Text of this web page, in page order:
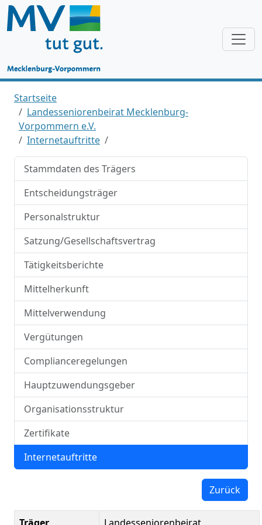
Startseite
Landesseniorenbeirat Mecklenburg-
Vorpommern e.V.
Internetauftritte
Stammdaten des Trägers
Entscheidungsträger
Personalstruktur
Satzung/Gesellschaftsvertrag
Tätigkeitsberichte
Mittelherkunft
Mittelverwendung
Vergütungen
Complianceregelungen
Hauptzuwendungsgeber
Organisationsstruktur
Zertifikate
Internetauftritte
Zurück